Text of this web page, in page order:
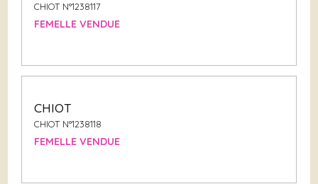
CHIOT N°1238117
FEMELLE VENDUE
CHIOT
CHIOT N°1238118
FEMELLE VENDUE